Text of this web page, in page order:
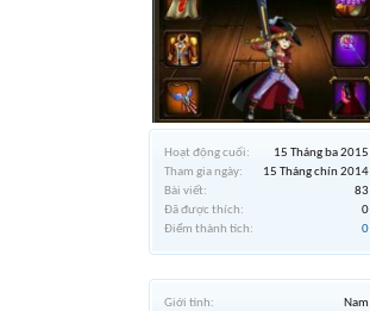
Hoạt động cuối:
15 Tháng ba 2015
Tham gia ngày:
15 Tháng chín 2014
Bài viết:
83
Đã được thích:
0
Điểm thành tích:
0
Giới tính:
Nam